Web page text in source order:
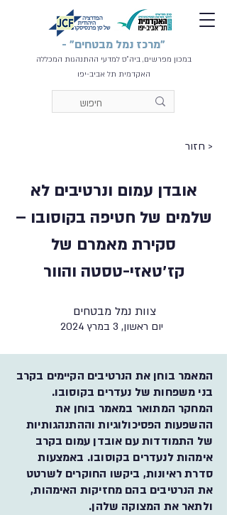
"מרכז נמל מבטחים" -
במכון מפרשים, ביה"ס למדעי ההתנהגות המכללה
האקדמית תל אביב-יפו
< חזור
אובדן עמום ונרטיבים לא
שלמים של חטיפה בקוסובו –
סקירת מאמרם של
קז׳טאזי-טסטה והוור
יום ראשון, 3 במרץ 2024
צוות נמל מבטחים
המאמר בוחן את הנרטיבים הקיימים בקרב
בני משפחות של נעדרים בקוסובו.
המחקר המתואר במאמר בוחן את
ההשפעות הפסיכולוגיות וההתנהגותיות
של התמודדות עם אובדן עמום בקרב
אימהות לנעדרים בקוסובו. באמצעות
סדרת ראיונות, ביקשו החוקרים לשרטט
את הנרטיבים בהם מחזיקות האימהות,
ולתאר את המצוקה שלהן.